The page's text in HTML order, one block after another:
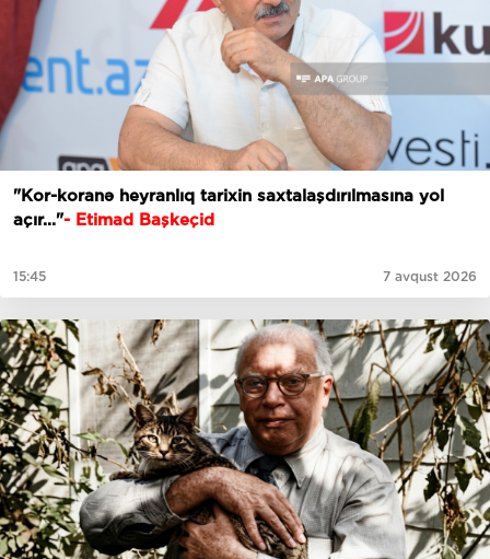
"Kor-koranə heyranlıq tarixin saxtalaşdırılmasına yol
açır..."- Etimad Başkeçid
15:45 7 avqust 2026